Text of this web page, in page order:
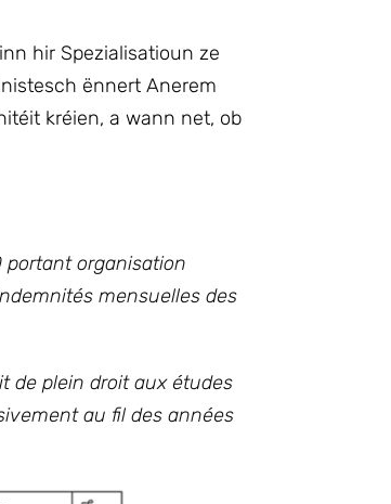
hir Spezialisatioun ze
ënnert Anerem
kréien, a wann net, ob
portant organisation
mensuelles des
de plein droit aux études
au fil des années